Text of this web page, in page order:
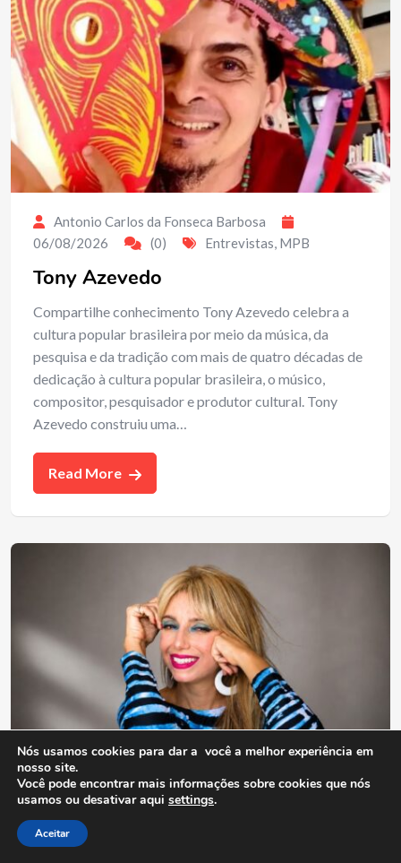
Antonio Carlos da Fonseca Barbosa
06/08/2026
(0) Entrevistas, MPB
Tony Azevedo
Compartilhe conhecimento Tony Azevedo celebra a
cultura popular brasileira por meio da música, da
pesquisa e da tradição com mais de quatro décadas de
dedicação à cultura popular brasileira, o músico,
compositor, pesquisador e produtor cultural. Tony
Azevedo construiu uma…
Read More
Antonio Carlos da Fonseca Barbosa
Adriana Gennari
Nós usamos cookies para dar a você a melhor experiência em
nosso site.
Você pode encontrar mais informações sobre cookies que nós
usamos ou desativar aqui settings.
Aceitar